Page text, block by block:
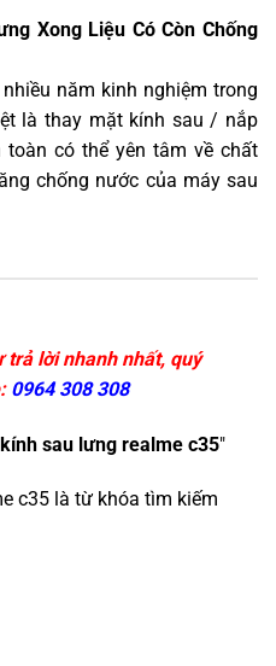
Xong Liệu Có Còn Chống
năm kinh nghiệm trong
là thay mặt kính sau / nắp
toàn có thể yên tâm về chất
chống nước của máy sau
lời nhanh nhất, quý
0964 308 308
sau lưng realme c35"
c35 là từ khóa tìm kiếm